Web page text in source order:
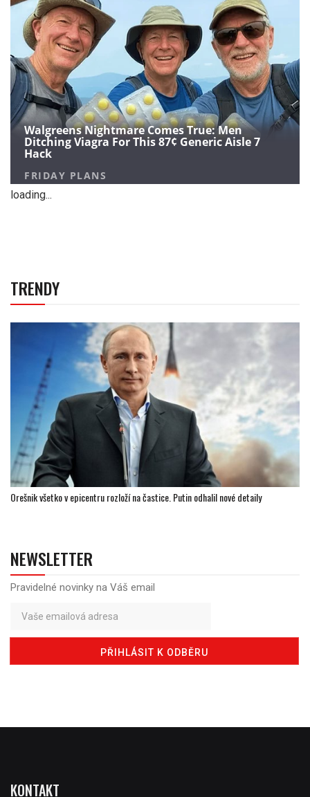
loading...
TRENDY
Orešnik všetko v epicentru rozloží na častice. Putin odhalil nové detaily
NEWSLETTER
Pravidelné novinky na Váš email
KONTAKT